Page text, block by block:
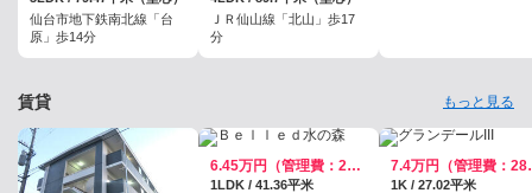
仙台市地下鉄南北線「台
原」歩14分
ＪＲ仙山線「北山」歩17
分
賃貸 もっと見る
6.45万円（管理費：2300円）
1LDK / 41.36平米
7.4
1K / 27.02平米